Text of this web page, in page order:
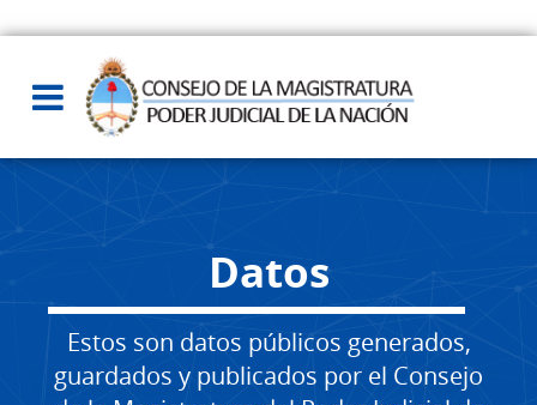
Datos
Estos son datos públicos generados,
guardados y publicados por el Consejo